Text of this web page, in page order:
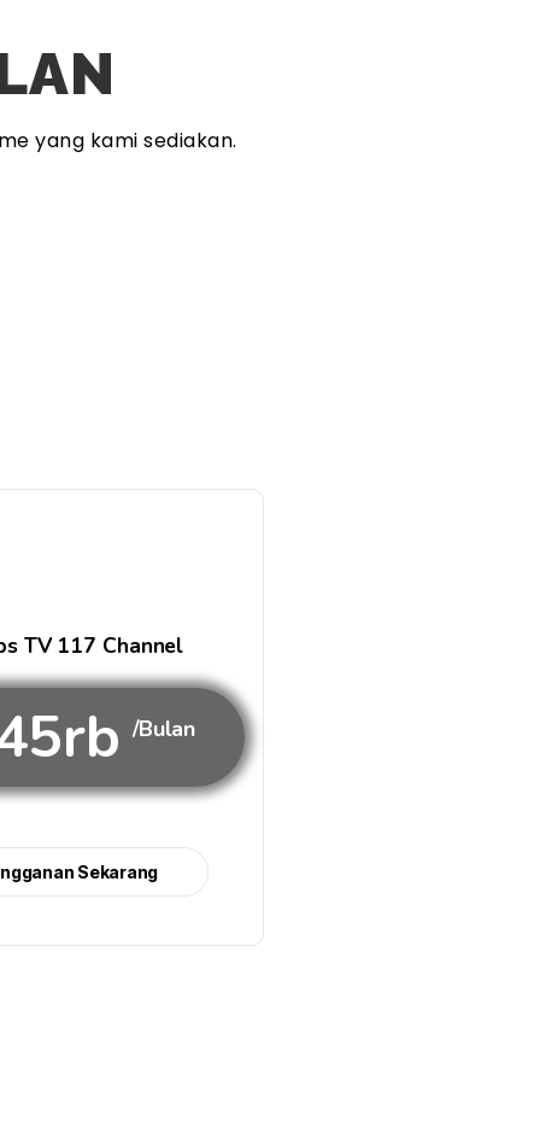
yang kami sediakan.
TV 117 Channel
/Bulan
Sekarang